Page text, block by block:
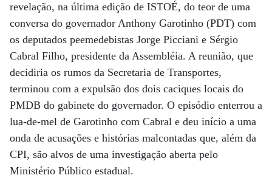
revelação, na última edição de ISTOÉ, do teor de uma
conversa do governador Anthony Garotinho (PDT) com
os deputados peemedebistas Jorge Picciani e Sérgio
Cabral Filho, presidente da Assembléia. A reunião, que
decidiria os rumos da Secretaria de Transportes,
terminou com a expulsão dos dois caciques locais do
PMDB do gabinete do governador. O episódio enterrou a
lua-de-mel de Garotinho com Cabral e deu início a uma
onda de acusações e histórias malcontadas que, além da
CPI, são alvos de uma investigação aberta pelo
Ministério Público estadual.